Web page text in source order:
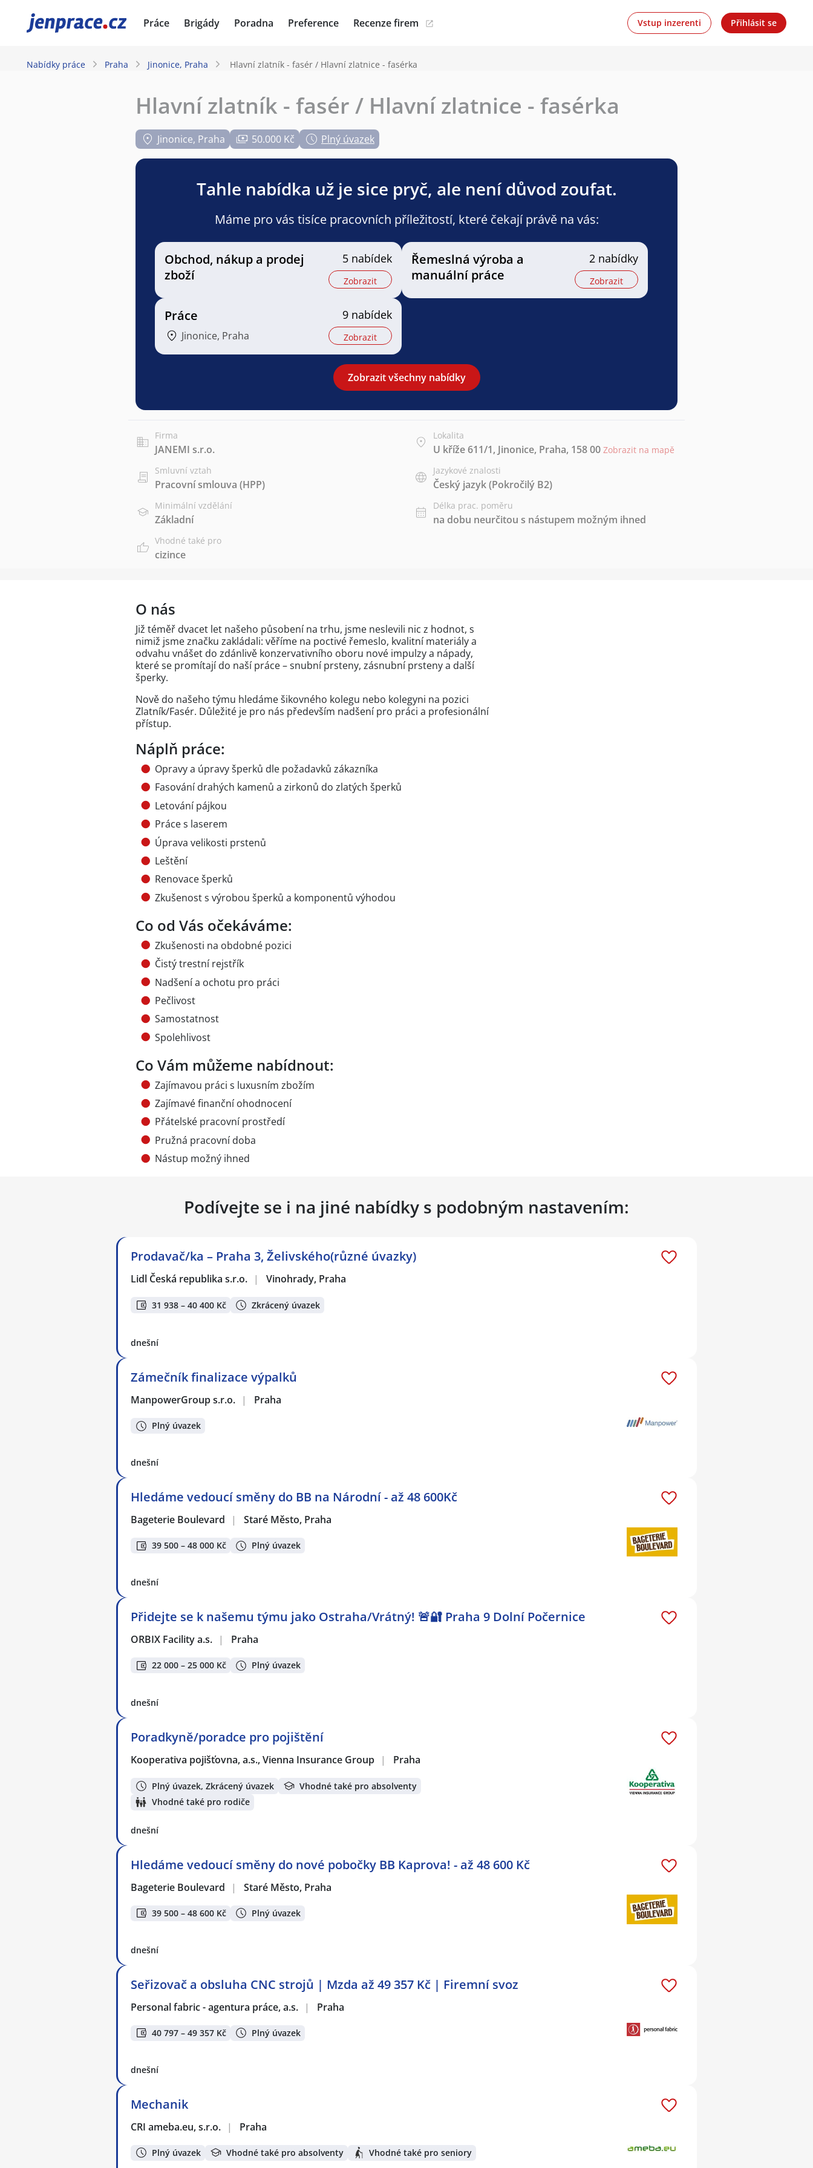
JenPráce.cz Práce Brigády Poradna Preference Recenze firem Vstup inzerenti Přihlásit se
Nabídky práce Praha Jinonice, Praha Hlavní zlatník - fasér / Hlavní zlatnice - fasérka
Hlavní zlatník - fasér / Hlavní zlatnice - fasérka
Jinonice, Praha 50.000 Kč Plný úvazek
Tahle nabídka už je sice pryč, ale není důvod zoufat.
Máme pro vás tisíce pracovních příležitostí, které čekají právě na vás:
Obchod, nákup a prodej
zboží
5 nabídek
Zobrazit
Řemeslná výroba a
manuální práce
2 nabídky
Zobrazit
Práce
Jinonice, Praha
9 nabídek
Zobrazit
Zobrazit všechny nabídky
Firma
JANEMI s.r.o.
Lokalita
U kříže 611/1, Jinonice, Praha, 158 00 Zobrazit na mapě
Smluvní vztah
Pracovní smlouva (HPP)
Jazykové znalosti
Český jazyk(Pokročilý B2)
Minimální vzdělání
Základní
Délka prac. poměru
na dobu neurčitou s nástupem možným ihned
Vhodné také pro
cizince
O nás
Již téměř dvacet let našeho působení na trhu, jsme neslevili nic z hodnot, s
nimiž jsme značku zakládali: věříme na poctivé řemeslo, kvalitní materiály a
odvahu vnášet do zdánlivě konzervativního oboru nové impulzy a nápady,
které se promítají do naší práce – snubní prsteny, zásnubní prsteny a další
šperky.
Nově do našeho týmu hledáme šikovného kolegu nebo kolegyni na pozici
Zlatník/Fasér. Důležité je pro nás především nadšení pro práci a profesionální
přístup.
Náplň práce:
Opravy a úpravy šperků dle požadavků zákazníka
Fasování drahých kamenů a zirkonů do zlatých šperků
Letování pájkou
Práce s laserem
Úprava velikosti prstenů
Leštění
Renovace šperků
Zkušenost s výrobou šperků a komponentů výhodou
Co od Vás očekáváme:
Zkušenosti na obdobné pozici
Čistý trestní rejstřík
Nadšení a ochotu pro práci
Pečlivost
Samostatnost
Spolehlivost
Co Vám můžeme nabídnout:
Zajímavou práci s luxusním zbožím
Zajímavé finanční ohodnocení
Přátelské pracovní prostředí
Pružná pracovní doba
Nástup možný ihned
Podívejte se i na jiné nabídky s podobným nastavením:
Prodavač/ka – Praha 3, Želivského(různé úvazky)
Lidl Česká republika s.r.o. | Vinohrady, Praha
31 938 – 40 400 Kč Zkrácený úvazek
dnešní
Zámečník finalizace výpalků
ManpowerGroup s.r.o. | Praha
Plný úvazek
dnešní
Hledáme vedoucí směny do BB na Národní - až 48 600Kč
Bageterie Boulevard | Staré Město, Praha
39 500 – 48 000 Kč Plný úvazek
dnešní
Přidejte se k našemu týmu jako Ostraha/Vrátný! 🚨🔐 Praha 9 Dolní Počernice
ORBIX Facility a.s. | Praha
22 000 – 25 000 Kč Plný úvazek
dnešní
Poradkyně/poradce pro pojištění
Kooperativa pojišťovna, a.s., Vienna Insurance Group | Praha
Plný úvazek, Zkrácený úvazek
Vhodné také pro absolventy
Vhodné také pro rodiče
dnešní
Hledáme vedoucí směny do nové pobočky BB Kaprova! - až 48 600 Kč
Bageterie Boulevard | Staré Město, Praha
39 500 – 48 600 Kč Plný úvazek
dnešní
Seřizovač a obsluha CNC strojů | Mzda až 49 357 Kč | Firemní svoz
Personal fabric - agentura práce, a.s. | Praha
40 797 – 49 357 Kč Plný úvazek
dnešní
Mechanik
CRI ameba.eu, s.r.o. | Praha
Plný úvazek Vhodné také pro absolventy Vhodné také pro seniory